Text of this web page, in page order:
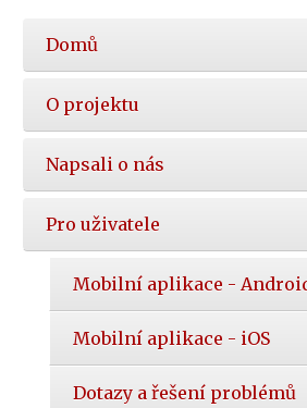
Hlavní
nabídka
Domů
O projektu
Napsali o nás
Pro uživatele
Mobilní aplikace -
Mobilní aplikace - iOS
Dotazy a řešení problémů